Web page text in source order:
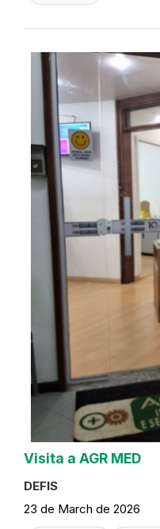
Visita a AGR MED
DEFIS
23 de March de 2026